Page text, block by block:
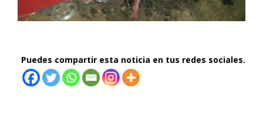
Puedes compartir esta noticia en tus redes sociales.